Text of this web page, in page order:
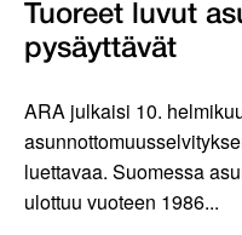
Tuoreet luvut
pysäyttävät
ARA julkaisi 10.
luettavaa. Suomessa
ulottuu vuoteen 1986...